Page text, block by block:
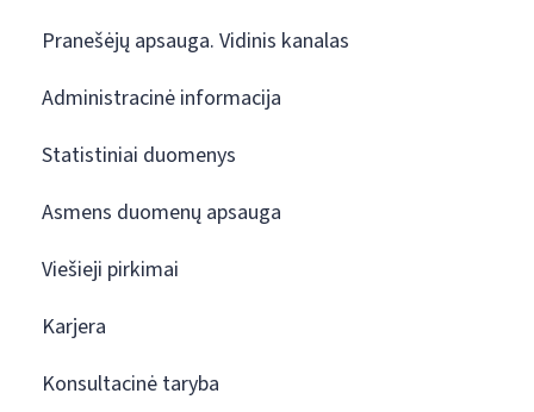
Pranešėjų apsauga. Vidinis kanalas
Administracinė informacija
Statistiniai duomenys
Asmens duomenų apsauga
Viešieji pirkimai
Karjera
Konsultacinė taryba